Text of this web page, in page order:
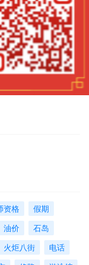
资格
假期
油价
石岛
火炬八街
电话